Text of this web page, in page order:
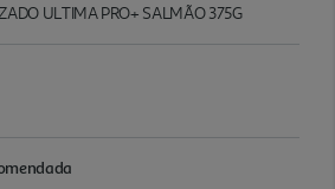
ULTIMA PRO+ SALMÃO 375G